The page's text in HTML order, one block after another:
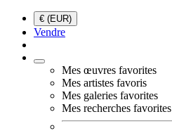
€ (EUR)
Vendre
Mes œuvres favorites
Mes artistes favoris
Mes galeries favorites
Mes recherches favorites